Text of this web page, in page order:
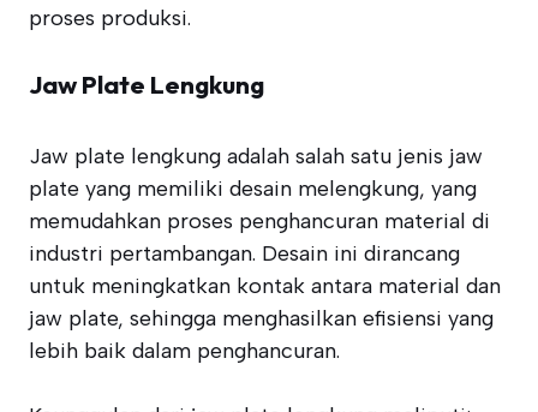
proses produksi.
Jaw Plate Lengkung
Jaw plate lengkung adalah salah satu jenis jaw
plate yang memiliki desain melengkung, yang
memudahkan proses penghancuran material di
industri pertambangan. Desain ini dirancang
untuk meningkatkan kontak antara material dan
jaw plate, sehingga menghasilkan efisiensi yang
lebih baik dalam penghancuran.